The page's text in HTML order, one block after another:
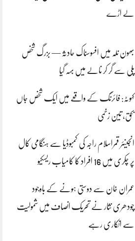
لے اڑے
بھون نلہ میں افسوسناک حادثہ — بزرگ شخص
پلی سے گر کر نالے میں بہہ گیا
کہوٹہ: فائرنگ کے واقعے میں ایک شخص جاں
بحق، تین زخمی
انجینئر قمراسلام راجہ کی کمبوڈیا سے ہنگامی کال
پر چکری میں 16 افراد کا کامیاب ریسکیو
عمران خان سے دوستی ہونے کے باوجود
چودھری نثار نے تحریک انصاف میں شمولیت
سے انکاری رہے